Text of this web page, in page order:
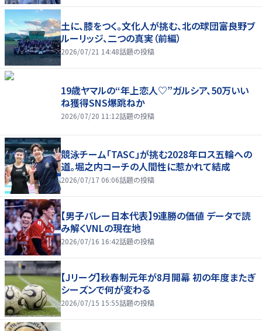
土に、膝をつく。文化人が挑む、北の球団――富良野ブ
ルーリッジ、二つの真実（前編）
2026/07/21 14:48話題の投稿
19歳ヤマルの“年上恋人♡”ガルシア、50万いい
ね獲得SNS爆跳ねか
2026/07/20 11:12話題の投稿
競泳チーム「TASC」が挑む2028年ロス五輪への
道。堀之内コーチの人間性に惹かれて結成
2026/07/17 06:06話題の投稿
【男子バレー日本代表】9連勝の価値 データで読
み解くVNLの現在地
2026/07/16 16:42話題の投稿
【Jリーグ】秋春制元年が8月開幕 初の年度またぎ
シーズンで何が変わる
2026/07/15 15:55話題の投稿